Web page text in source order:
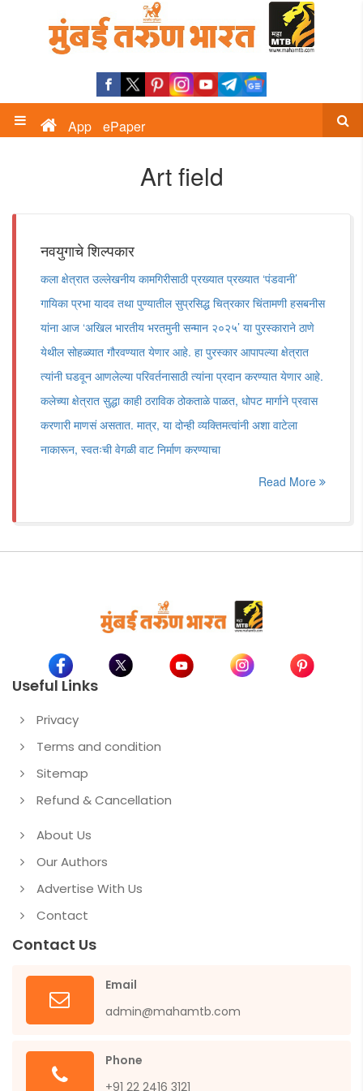
App ePaper
Art field
नवयुगाचे शिल्पकार
कला क्षेत्रात उल्लेखनीय कामगिरीसाठी प्रख्यात प्रख्यात ‘पंडवानी’
गायिका प्रभा यादव तथा पुण्यातील सुप्रसिद्ध चित्रकार चिंतामणी हसबनीस
यांना आज ‘अखिल भारतीय भरतमुनी सन्मान २०२५’ या पुरस्काराने ठाणे
येथील सोहळ्यात गौरवण्यात येणार आहे. हा पुरस्कार आपापल्या क्षेत्रात
त्यांनी घडवून आणलेल्या परिवर्तनासाठी त्यांना प्रदान करण्यात येणार आहे.
कलेच्या क्षेत्रात सुद्धा काही ठराविक ठोकताळे पाळत, धोपट मार्गाने प्रवास
करणारी माणसं असतात. मात्र, या दोन्ही व्यक्तिमत्वांनी अशा वाटेला
नाकारून, स्वतःची वेगळी वाट निर्माण करण्याचा
Read More
Useful Links
Privacy
Terms and condition
Sitemap
Refund & Cancellation
About Us
Our Authors
Advertise With Us
Contact
Contact Us
Email
admin@mahamtb.com
Phone
+91 22 2416 3121